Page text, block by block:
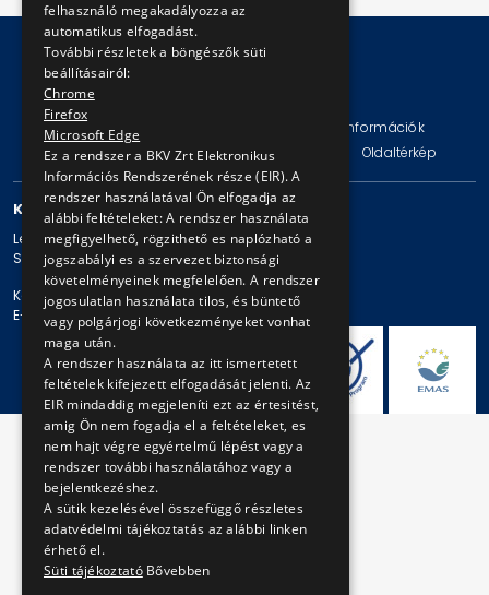
Impresszum
Technikai információk
Adatvédelmi politika és tájékoztatások
Oldaltérkép
KAPCSOLAT
Levelezési cím: 1980 Budapest, Pf. 11.
Székhely: 1980 Budapest, Akácfa u. 15.
Központi telefonszám: + 36 1 461-65-00
E-mail cím: bkv@bkv.hu
felhasználó megakadályozza az
automatikus elfogadást.
További részletek a böngészők süti
beállításairól:
Chrome
Firefox
Microsoft Edge
Ez a rendszer a BKV Zrt Elektronikus
Információs Rendszerének része (EIR). A
rendszer használatával Ön elfogadja az
alábbi feltételeket: A rendszer használata
megfigyelhető, rögzithető es naplózható a
jogszabályi es a szervezet biztonsági
követelményeinek megfelelően. A rendszer
jogosulatlan használata tilos, és büntető
vagy polgárjogi következményeket vonhat
maga után.
A rendszer használata az itt ismertetett
feltételek kifejezett elfogadását jelenti. Az
EIR mindaddig megjeleníti ezt az értesitést,
amig Ön nem fogadja el a feltételeket, es
nem hajt végre egyértelmű lépést vagy a
rendszer további használatához vagy a
bejelentkezéshez.
A sütik kezelésével összefüggő részletes
adatvédelmi tájékoztatás az alábbi linken
érhető el.
Süti tájékoztató Bővebben